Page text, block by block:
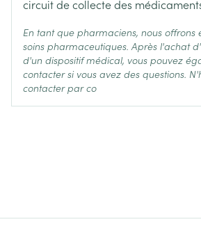
circuit de collecte des
En tant que pharmaciens, nous offrons
soins pharmaceutiques. Après l'achat
d'un dispositif médical, vous pouvez
contacter si vous avez des questions.
contacter par co